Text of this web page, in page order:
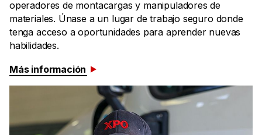
operadores de montacargas y manipuladores de
materiales. Únase a un lugar de trabajo seguro donde
tenga acceso a oportunidades para aprender nuevas
habilidades.
Más información